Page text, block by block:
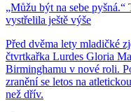
„Můžu být na sebe
vystřelila ještě výše
Před dvěma lety mladičké
čtvrtkařka Lurdes Gloria
Birminghamu v nové roli.
zranění se letos na
než dřív.